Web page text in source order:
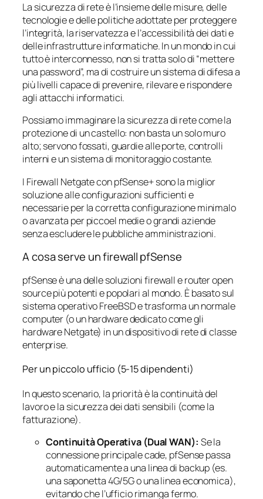
La sicurezza di rete è l’insieme delle misure, delle
tecnologie e delle politiche adottate per proteggere
l’integrità, la riservatezza e l’accessibilità dei dati e
delle infrastrutture informatiche. In un mondo in cui
tutto è interconnesso, non si tratta solo di “mettere
una password”, ma di costruire un sistema di difesa a
più livelli capace di prevenire, rilevare e rispondere
agli attacchi informatici.
Possiamo immaginare la sicurezza di rete come la
protezione di un castello: non basta un solo muro
alto; servono fossati, guardie alle porte, controlli
interni e un sistema di monitoraggio costante.
I Firewall Netgate con pfSense+ sono la miglior
soluzione alle configurazioni sufficienti e
necessarie per la corretta configurazione minimalo
o avanzata per piccoel medie o grandi aziende
senza escludere le pubbliche amministrazioni.
A cosa serve un firewall pfSense
pfSense è una delle soluzioni firewall e router open
source più potenti e popolari al mondo. È basato sul
sistema operativo FreeBSD e trasforma un normale
computer (o un hardware dedicato come gli
hardware Netgate) in un dispositivo di rete di classe
enterprise.
Per un piccolo ufficio (5-15 dipendenti)
In questo scenario, la priorità è la continuità del
lavoro e la sicurezza dei dati sensibili (come la
fatturazione).
Continuità Operativa (Dual WAN): Se la
connessione principale cade, pfSense passa
automaticamente a una linea di backup (es.
una saponetta 4G/5G o una linea economica),
evitando che l’ufficio rimanga fermo.